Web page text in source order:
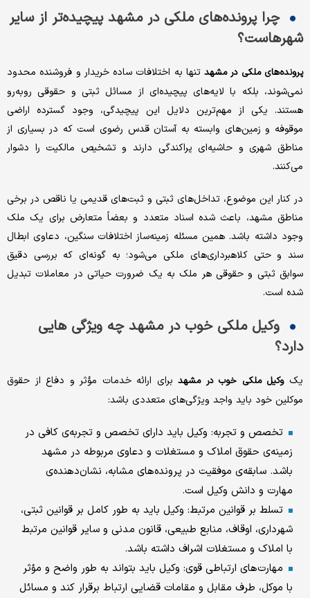
چرا پرونده‌های ملکی در مشهد پیچیده‌تر از سایر
شهرهاست؟
پرونده‌های ملکی در مشهدتنها به اختلافات ساده خریدار و فروشنده محدود
نمی‌شوند، بلکه با لایه‌های پیچیده‌ای از مسائل ثبتی و حقوقی روبه‌رو
هستند. یکی از مهم‌ترین دلایل این پیچیدگی، وجود گسترده اراضی
موقوفه و زمین‌های وابسته به آستان قدس رضوی است که در بسیاری از
مناطق شهری و حاشیه‌ای پراکندگی دارند و تشخیص مالکیت را دشوار
می‌کنند.
در کنار این موضوع، تداخل‌های ثبتی و ثبت‌های قدیمی یا ناقص در برخی
مناطق مشهد، باعث شده اسناد متعدد و بعضاً متعارض برای یک ملک
وجود داشته باشد. همین مسئله زمینه‌ساز اختلافات سنگین، دعاوی ابطال
سند و حتی کلاهبرداری‌های ملکی می‌شود؛ به گونه‌ای که بررسی دقیق
سوابق ثبتی و حقوقی هر ملک به یک ضرورت حیاتی در معاملات تبدیل
شده است.
وکیل ملکی خوب در مشهد چه ویژگی هایی
دارد؟
یکوکیل ملکی خوب در مشهدبرای ارائه خدمات مؤثر و دفاع از حقوق
موکلین خود باید واجد ویژگی‌های متعددی باشد:
تخصص و تجربه: وکیل باید دارای تخصص و تجربه‌ی کافی در
زمینه‌ی حقوق املاک و مستغلات و دعاوی مربوطه در مشهد
باشد. سابقه‌ی موفقیت در پرونده‌های مشابه، نشان‌دهنده‌ی
مهارت و دانش وکیل است.
تسلط بر قوانین مرتبط: وکیل باید به طور کامل بر قوانین ثبتی،
شهرداری، اوقاف، منابع طبیعی، قانون مدنی و سایر قوانین مرتبط
با املاک و مستغلات اشراف داشته باشد.
مهارت‌های ارتباطی قوی: وکیل باید بتواند به طور واضح و مؤثر
با موکل، طرف مقابل و مقامات قضایی ارتباط برقرار کند و مسائل